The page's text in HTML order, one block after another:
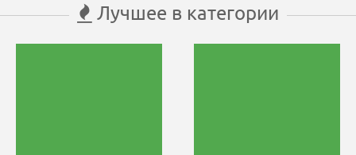
Лучшее в категории